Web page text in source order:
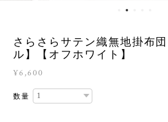
さらさらサテン織無地掛布
ル】【オフホワイト】
¥6,600
数量